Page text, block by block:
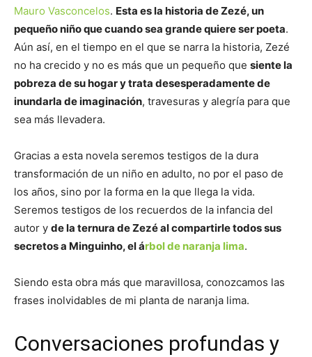
Mauro Vasconcelos. Esta es la historia de Zezé, un
pequeño niño que cuando sea grande quiere ser poeta.
Aún así, en el tiempo en el que se narra la historia, Zezé
no ha crecido y no es más que un pequeño que siente la
pobreza de su hogar y trata desesperadamente de
inundarla de imaginación, travesuras y alegría para que
sea más llevadera.
Gracias a esta novela seremos testigos de la dura
transformación de un niño en adulto, no por el paso de
los años, sino por la forma en la que llega la vida.
Seremos testigos de los recuerdos de la infancia del
autor y de la ternura de Zezé al compartirle todos sus
secretos a Minguinho, el árbol de naranja lima.
Siendo esta obra más que maravillosa, conozcamos las
frases inolvidables de mi planta de naranja lima.
Conversaciones profundas y